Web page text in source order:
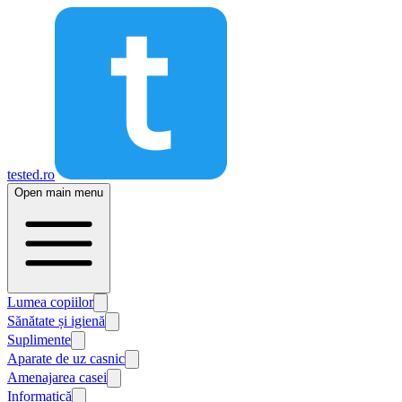
tested.ro
Open main menu
Lumea copiilor
Sănătate și igienă
Suplimente
Aparate de uz casnic
Amenajarea casei
Informatică